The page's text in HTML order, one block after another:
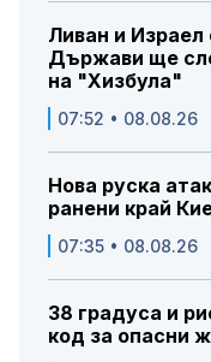
Ливан и Израел
Държави ще
на "Хизбула"
07:52 • 08.08.26
Нова руска
ранени край
07:35 • 08.08.26
38 градуса и
код за опасни